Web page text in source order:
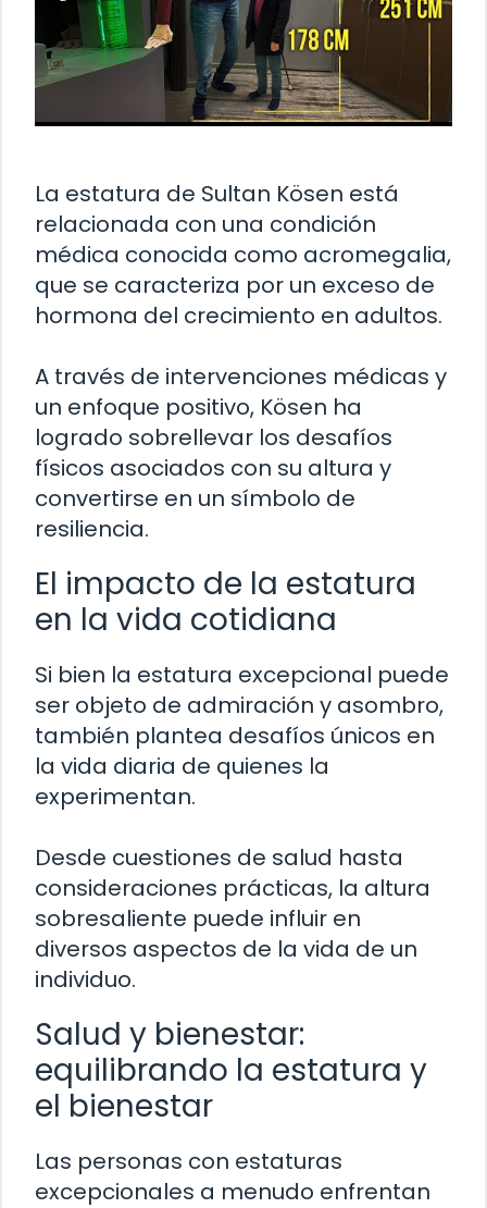
La estatura de Sultan Kösen está
relacionada con una condición
médica conocida como acromegalia,
que se caracteriza por un exceso de
hormona del crecimiento en adultos.
A través de intervenciones médicas y
un enfoque positivo, Kösen ha
logrado sobrellevar los desafíos
físicos asociados con su altura y
convertirse en un símbolo de
resiliencia.
El impacto de la estatura
en la vida cotidiana
Si bien la estatura excepcional puede
ser objeto de admiración y asombro,
también plantea desafíos únicos en
la vida diaria de quienes la
experimentan.
Desde cuestiones de salud hasta
consideraciones prácticas, la altura
sobresaliente puede influir en
diversos aspectos de la vida de un
individuo.
Salud y bienestar:
equilibrando la estatura y
el bienestar
Las personas con estaturas
excepcionales a menudo enfrentan